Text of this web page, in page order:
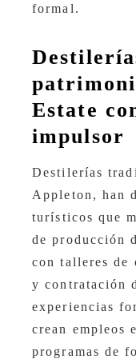
formal.
Estate
impulsor
Destilerías
Appleton, han
turísticos que
de producción
con talleres de
y contratación
experiencias
crean empleos
programas de